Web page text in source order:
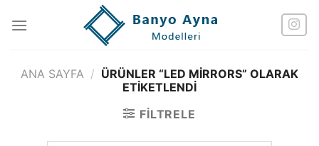
atla
ANA SAYFA / ÜRÜNLER “LED MIRRORS” OLARAK
ETIKETLENDI
FILTRELE